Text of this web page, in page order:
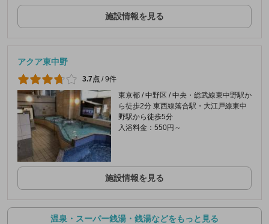
施設情報を見る
アクア東中野
3.7点 /9件
東京都 / 中野区 / 中央・総武線東中野駅か
ら徒歩2分 東西線落合駅・大江戸線東中
野駅から徒歩5分
入浴料金：550円～
施設情報を見る
温泉・スーパー銭湯・銭湯などをもっと見る